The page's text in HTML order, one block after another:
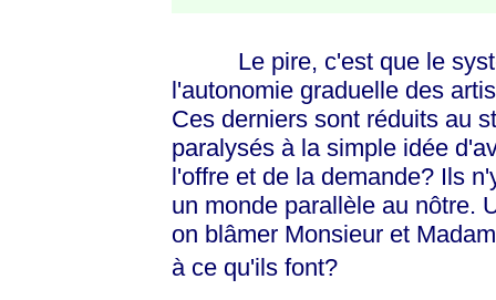
Le pire, c'est que le
l'autonomie graduelle des
Ces derniers sont réduits au
paralysés à la simple idée
l'offre et de la demande? Ils
un monde parallèle au nôtre.
on blâmer Monsieur et
à ce qu'ils font?